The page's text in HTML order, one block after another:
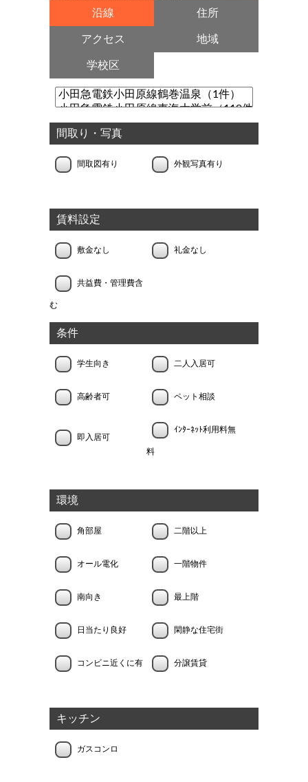
沿線 住所
アクセス 地域
学校区
間取り・写真
間取図有り 外観写真有り
賃料設定
敷金なし 礼金なし
共益費・管理費含
む
条件
学生向き 二人入居可
高齢者可 ペット相談
即入居可
ｲﾝﾀｰﾈｯﾄ利用料無
料
環境
角部屋 二階以上
オール電化 一階物件
南向き 最上階
日当たり良好 閑静な住宅街
コンビニ近くに有 分譲賃貸
キッチン
ガスコンロ